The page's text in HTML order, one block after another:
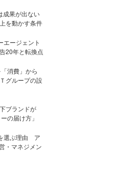
成果が出ない
を動かす条件
エージェント
20年と転換点
消費」から
グループの設
ブランドが
の届け方」
選ぶ理由 ア
・マネジメン